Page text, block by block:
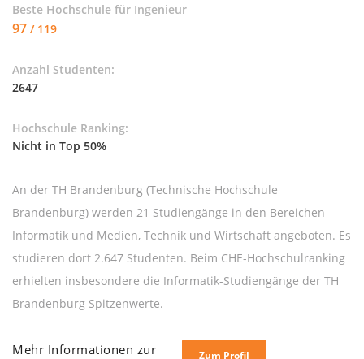
Beste Hochschule für Ingenieur
97 / 119
Anzahl Studenten:
2647
Hochschule Ranking:
Nicht in Top 50%
An der TH Brandenburg (Technische Hochschule
Brandenburg) werden 21 Studiengänge in den Bereichen
Informatik und Medien, Technik und Wirtschaft angeboten. Es
studieren dort 2.647 Studenten. Beim CHE-Hochschulranking
erhielten insbesondere die Informatik-Studiengänge der TH
Brandenburg Spitzenwerte.
Mehr Informationen zur
Zum Profil